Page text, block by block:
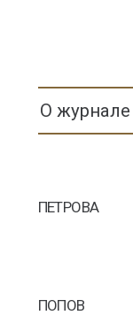
О журнале
ПЕТРОВА
ПОПОВ